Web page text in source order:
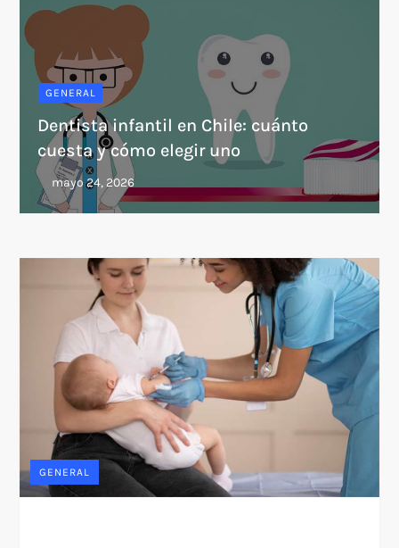
GENERAL
Dentista infantil en Chile: cuánto
cuesta y cómo elegir uno
GENERAL